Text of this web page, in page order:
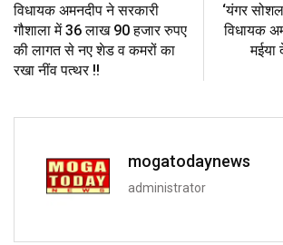
विधायक अमनदीप ने सरकारी
गौशाला में 36 लाख 90 हजार रुपए
की लागत से नए शेड व कमरों का
रखा नींव पत्थर !!
‘यंगर
विधायक
मईया
mogatodaynews
administrator